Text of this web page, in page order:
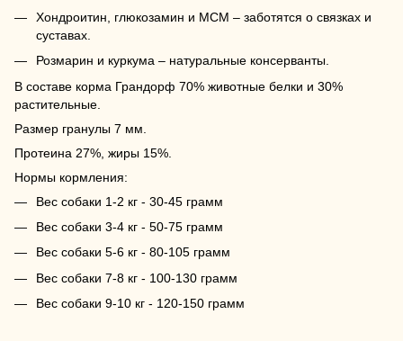
Хондроитин, глюкозамин и МСМ – заботятся о связках и
суставах.
Розмарин и куркума – натуральные консерванты.
В составе корма Грандорф 70% животные белки и 30%
растительные.
Размер гранулы 7 мм.
Протеина 27%, жиры 15%.
Нормы кормления:
Вес собаки 1-2 кг - 30-45 грамм
Вес собаки 3-4 кг - 50-75 грамм
Вес собаки 5-6 кг - 80-105 грамм
Вес собаки 7-8 кг - 100-130 грамм
Вес собаки 9-10 кг - 120-150 грамм